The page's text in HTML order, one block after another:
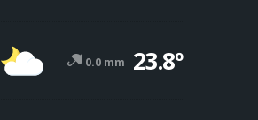
0.0 mm 23.8º